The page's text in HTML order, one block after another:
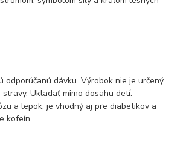
odporúčanú dávku. Výrobok nie je určený
Ukladať mimo dosahu detí.
a lepok, je vhodný aj pre diabetikov a
kofeín.